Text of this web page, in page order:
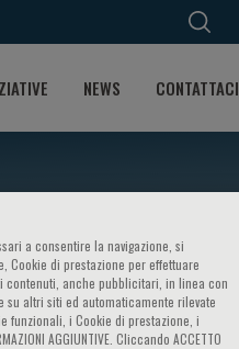
NEWS CONTATTACI
a consentire la navigazione, si
Cookie di prestazione per effettuare
contenuti, anche pubblicitari, in linea con
su altri siti ed automaticamente rilevate
funzionali, i Cookie di prestazione, i
AGGIUNTIVE. Cliccando ACCETTO